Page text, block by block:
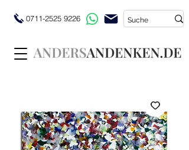
0711-2525 9226